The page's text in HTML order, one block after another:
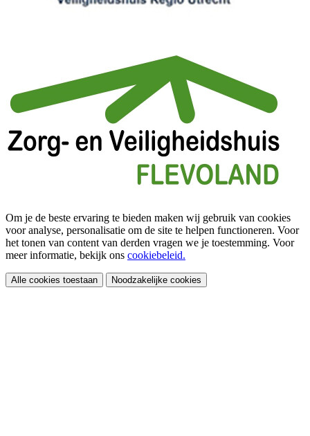
Om je de beste ervaring te bieden maken wij gebruik van cookies
voor analyse, personalisatie om de site te helpen functioneren. Voor
het tonen van content van derden vragen we je toestemming. Voor
meer informatie, bekijk ons cookiebeleid.
Alle cookies toestaan Noodzakelijke cookies